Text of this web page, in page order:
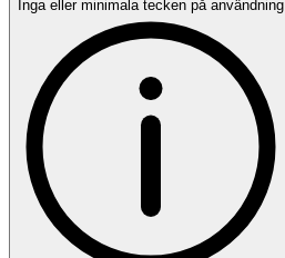
Inga eller minimala tecken på användning